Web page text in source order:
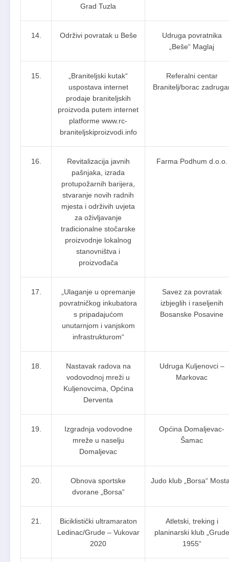
Grad Tuzla
14. Održivi povratak u Beše
Udruga povratnika
„Beše“ Maglaj
15.
„Braniteljski kutak“
uspostava internet
prodaje braniteljskih
proizvoda putem internet
platforme www.rc-
braniteljskiproizvodi.info
Referalni centar
Branitelj/borac
16.
Revitalizacija javnih
pašnjaka, izrada
protupožarnih barijera,
stvaranje novih radnih
mjesta i održivih uvjeta
za oživljavanje
tradicionalne stočarske
proizvodnje lokalnog
stanovništva i
proizvođača
Farma Podhum d.o.o.
17.
„Ulaganje u opremanje
povratničkog inkubatora
s pripadajućom
unutarnjom i vanjskom
infrastrukturom“
Savez za povratak
izbjeglih i raseljenih
Bosanske Posavine
18.
Nastavak radova na
vodovodnoj mreži u
Kuljenovcima, Općina
Derventa
Udruga Kuljenovci –
Markovac
19.
Izgradnja vodovodne
mreže u naselju
Domaljevac
Općina Domaljevac-
Šamac
20.
Obnova sportske
dvorane „Borsa“
Judo klub „Borsa“
21.
Biciklistički ultramaraton
Ledinac/Grude – Vukovar
2020
Atletski, treking i
planinarski klub „Grude
1955“